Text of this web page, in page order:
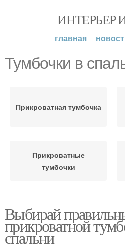
ИНТЕРЬЕР
главная
Тумбочки в
Прикроватная тумбочка
Прикроватные
тумбочки
Тумбочка для спальни
Выбирай
прикроватной
спальни